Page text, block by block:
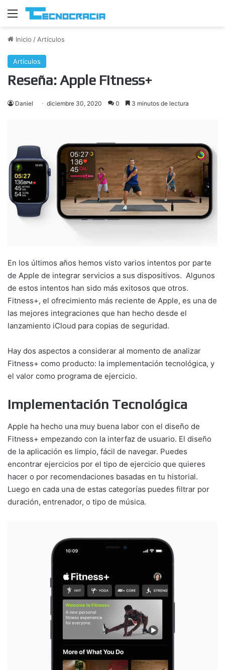
Menú
Inicio / Artículos
Artículos
Reseña: Apple Fitness+
Daniel diciembre 30, 2020 0 3 minutos de lectura
En los últimos años hemos visto varios intentos por parte
de Apple de integrar servicios a sus dispositivos. Algunos
de estos intentos han sido más exitosos que otros.
Fitness+, el ofrecimiento más reciente de Apple, es una de
las mejores integraciones que han hecho desde el
lanzamiento iCloud para copias de seguridad.
Hay dos aspectos a considerar al momento de analizar
Fitness+ como producto: la implementación tecnológica, y
el valor como programa de ejercicio.
Implementación Tecnológica
Apple ha hecho una muy buena labor con el diseño de
Fitness+ empezando con la interfaz de usuario. El diseño
de la aplicación es limpio, fácil de navegar. Puedes
encontrar ejercicios por el tipo de ejercicio que quieres
hacer o por recomendaciones basadas en tu historial.
Luego en cada una de estas categorías puedes filtrar por
duración, entrenador, o tipo de música.